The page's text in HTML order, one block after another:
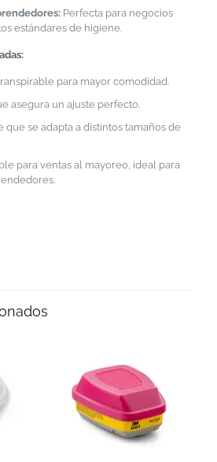
Perfecta para negocios
estándares de higiene.
para mayor comodidad.
asegura un ajuste perfecto.
que se adapta a distintos tamaños de
para ventas al mayoreo, ideal para